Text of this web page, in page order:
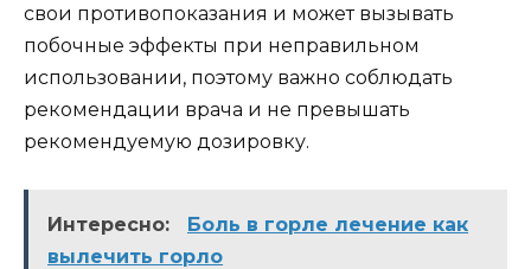
свои противопоказания и может вызывать
побочные эффекты при неправильном
использовании, поэтому важно соблюдать
рекомендации врача и не превышать
рекомендуемую дозировку.
Интересно:
Боль в горле лечение как
вылечить горло